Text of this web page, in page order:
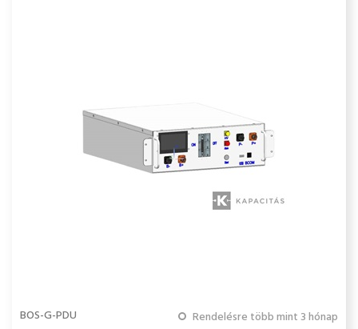
BOS-G-PDU Rendelésre több mint 3 hónap